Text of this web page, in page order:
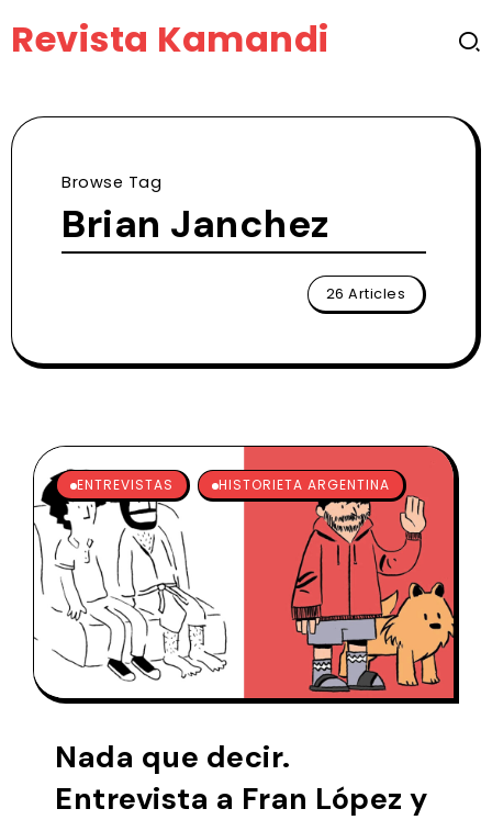
Revista Kamandi
Browse Tag
Brian Janchez
26 Articles
ENTREVISTAS HISTORIETA ARGENTINA
Nada que decir.
Entrevista a Fran López y